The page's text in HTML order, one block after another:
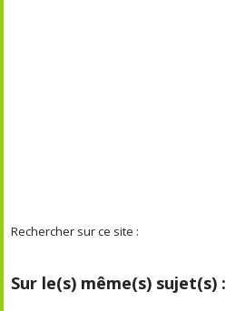
Rechercher sur ce site :
Sur le(s) même(s) sujet(s) :